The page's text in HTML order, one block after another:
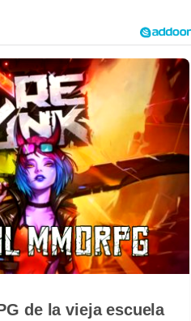
de la vieja escuela